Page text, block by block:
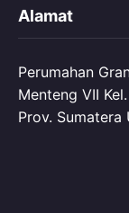
Alamat
Perumahan
Menteng VII
Prov. Sumatera